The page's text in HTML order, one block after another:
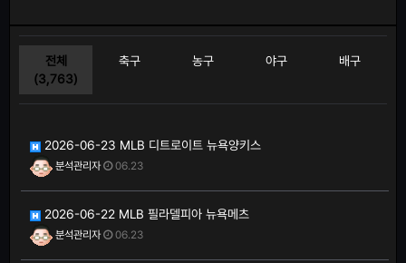
전체
(3,763)
축구 농구 야구 배구
2026-06-23 MLB 디트로이트 뉴욕양키스
분석관리자 06.23
2026-06-22 MLB 필라델피아 뉴욕메츠
분석관리자 06.23